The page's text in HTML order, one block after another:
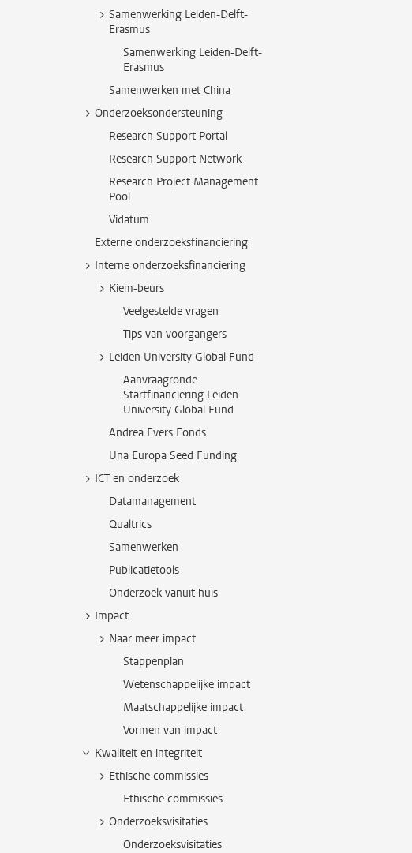
Samenwerking Leiden-Delft-
Erasmus
Samenwerking Leiden-Delft-
Erasmus
Samenwerken met China
Onderzoeksondersteuning
Research Support Portal
Research Support Network
Research Project Management
Pool
Vidatum
Externe onderzoeksfinanciering
Interne onderzoeksfinanciering
Kiem-beurs
Veelgestelde vragen
Tips van voorgangers
Leiden University Global Fund
Aanvraagronde
Startfinanciering Leiden
University Global Fund
Andrea Evers Fonds
Una Europa Seed Funding
ICT en onderzoek
Datamanagement
Qualtrics
Samenwerken
Publicatietools
Onderzoek vanuit huis
Impact
Naar meer impact
Stappenplan
Wetenschappelijke impact
Maatschappelijke impact
Vormen van impact
Kwaliteit en integriteit
Ethische commissies
Ethische commissies
Onderzoeksvisitaties
Onderzoeksvisitaties